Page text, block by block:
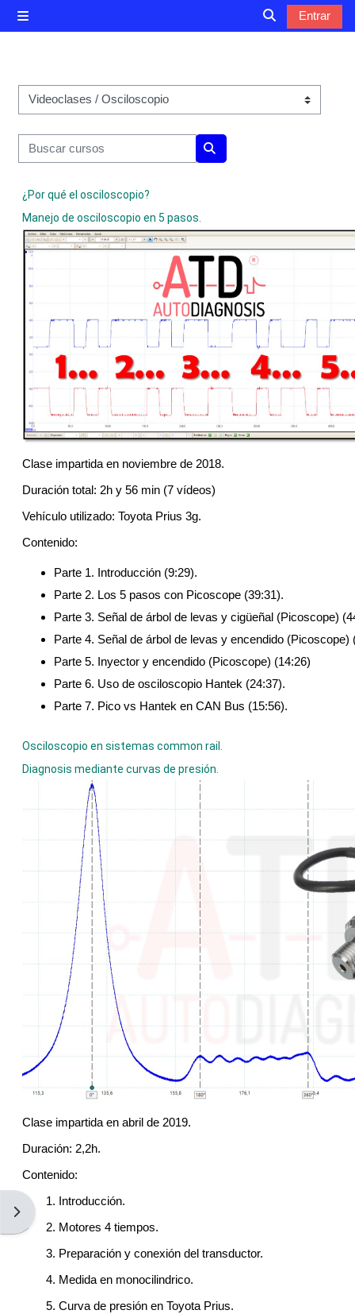
Entrar
Abrir cajón de bloques
Categorías
Buscar cursos
¿Por qué el osciloscopio?
Manejo de osciloscopio en 5 pasos.
Clase impartida en noviembre de 2018.
Duración total: 2h y 56 min (7 vídeos)
Vehículo utilizado: Toyota Prius 3g.
Contenido:
Parte 1. Introducción (9:29).
Parte 2. Los 5 pasos con Picoscope (39:31).
Parte 3. Señal de árbol de levas y cigüeñal (Picoscope)
Parte 4. Señal de árbol de levas y encendido (Picoscope)
Parte 5. Inyector y encendido (Picoscope) (14:26)
Parte 6. Uso de osciloscopio Hantek (24:37).
Parte 7. Pico vs Hantek en CAN Bus (15:56).
Osciloscopio en sistemas common rail.
Diagnosis mediante curvas de presión.
Clase impartida en abril de 2019.
Duración: 2,2h.
Contenido:
1. Introducción.
2. Motores 4 tiempos.
3. Preparación y conexión del transductor.
4. Medida en monocilindrico.
5. Curva de presión en Toyota Prius.